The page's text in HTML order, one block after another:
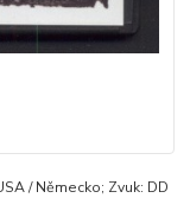
/ Německo; Zvuk: DD